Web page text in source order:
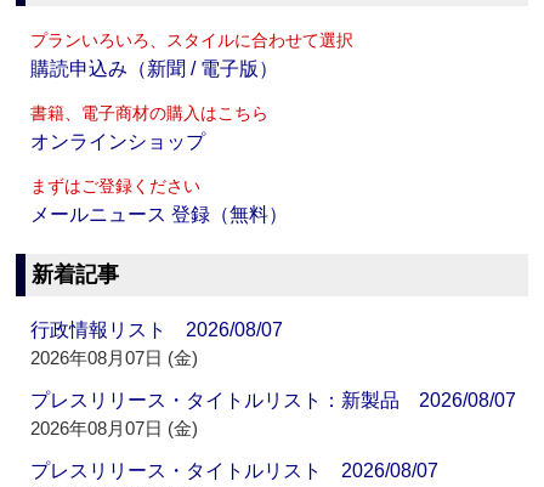
プランいろいろ、スタイルに合わせて選択
購読申込み（新聞 / 電子版）
書籍、電子商材の購入はこちら
オンラインショップ
まずはご登録ください
メールニュース 登録（無料）
新着記事
行政情報リスト 2026/08/07
2026年08月07日 (金)
プレスリリース・タイトルリスト：新製品 2026/08/07
2026年08月07日 (金)
プレスリリース・タイトルリスト 2026/08/07